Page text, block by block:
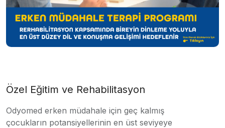
Özel Eğitim ve Rehabilitasyon
Odyomed erken müdahale için geç kalmış
çocukların potansiyellerinin en üst seviyeye